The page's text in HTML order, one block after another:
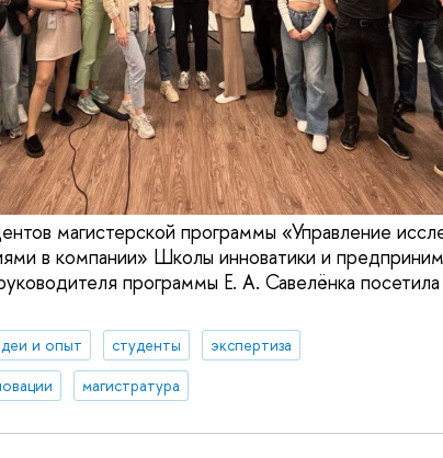
магистерской программы «Управление
в компании» Школы инноватики и
программы Е. А. Савелёнка
и опыт студенты
экспертиза
магистратура